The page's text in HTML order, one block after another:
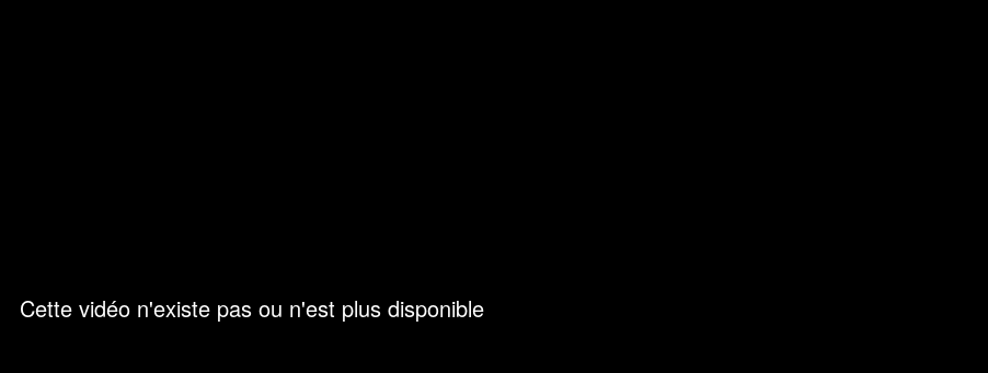
Cette vidéo n'existe pas ou n'est plus disponible